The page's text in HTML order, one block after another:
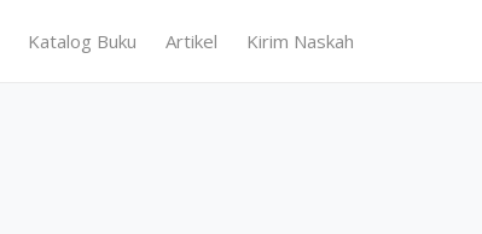
Katalog Buku Artikel Kirim Naskah